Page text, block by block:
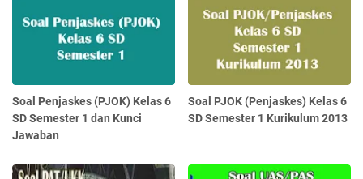
Soal Penjaskes (PJOK) Kelas 6
SD Semester 1 dan Kunci
Jawaban
Soal PJOK (Penjaskes) Kelas 6
SD Semester 1 Kurikulum 2013